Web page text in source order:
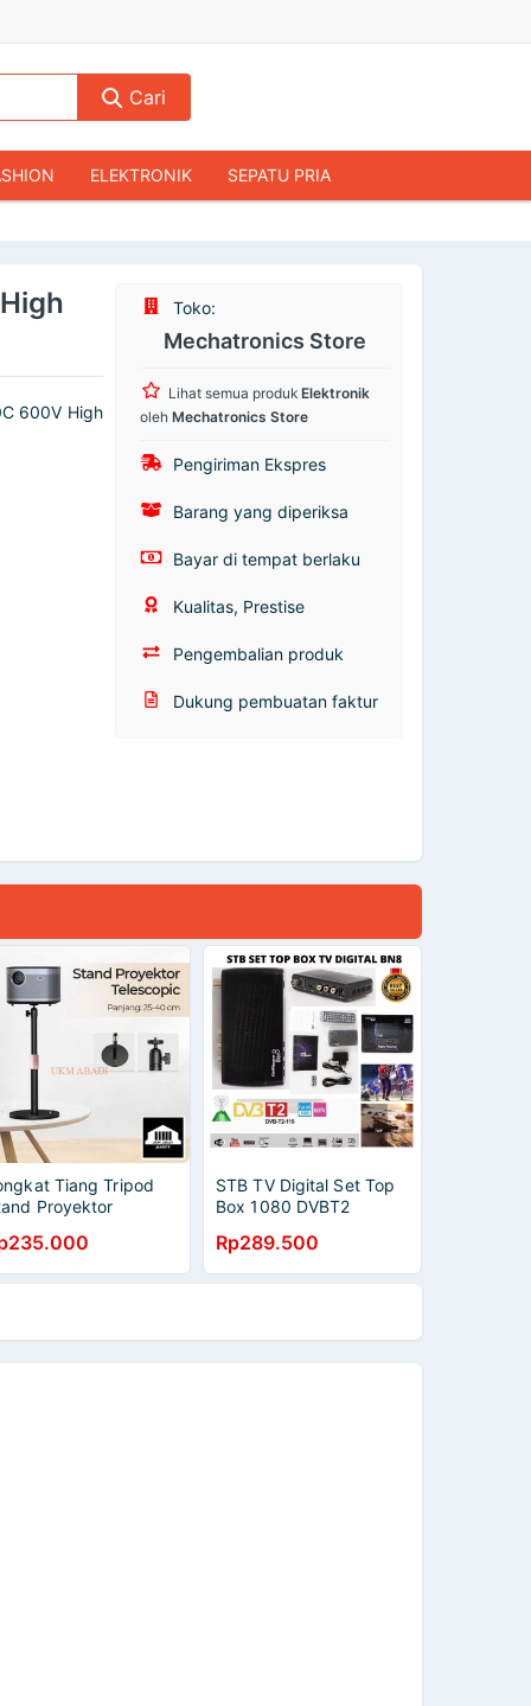
Cari
ELEKTRONIK SEPATU PRIA
600V High
Toko:
Mechatronics Store
Lihat semua produkElektronik
olehMechatronics Store
Pengiriman Ekspres
Barang yang diperiksa
Bayar di tempat berlaku
Kualitas, Prestise
Pengembalian produk
Dukung pembuatan faktur
Tiang Tripod
Proyektor
Rotasi
STB TV Digital Set Top
Box 1080 DVBT2
HDMI RCA BN8
Rp289.500